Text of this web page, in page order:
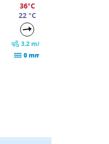
36°C
22 °C
3.2 m/s
0 mm